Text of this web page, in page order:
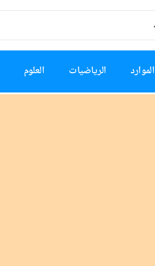
الموارد الرياضيات العلوم